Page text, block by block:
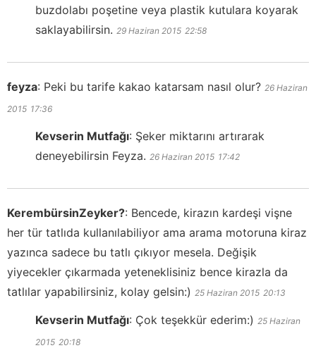
buzdolabı poşetine veya plastik kutulara koyarak
saklayabilirsin. 29 Haziran 2015 22:58
feyza: Peki bu tarife kakao katarsam nasıl olur? 26 Haziran
2015 17:36
Kevserin Mutfağı: Şeker miktarını artırarak
deneyebilirsin Feyza. 26 Haziran 2015 17:42
KerembürsinZeyker?: Bencede, kirazın kardeşi vişne
her tür tatlıda kullanılabiliyor ama arama motoruna kiraz
yazınca sadece bu tatlı çıkıyor mesela. Değişik
yiyecekler çıkarmada yeteneklisiniz bence kirazla da
tatlılar yapabilirsiniz, kolay gelsin:) 25 Haziran 2015 20:13
Kevserin Mutfağı: Çok teşekkür ederim:) 25 Haziran
2015 20:18